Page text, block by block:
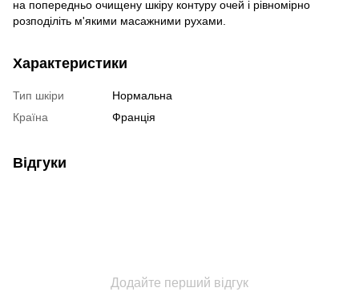
на попередньо очищену шкіру контуру очей і рівномірно
розподіліть м'якими масажними рухами.
Характеристики
Тип шкіри
Нормальна
Країна
Франція
Відгуки
Додайте перший відгук